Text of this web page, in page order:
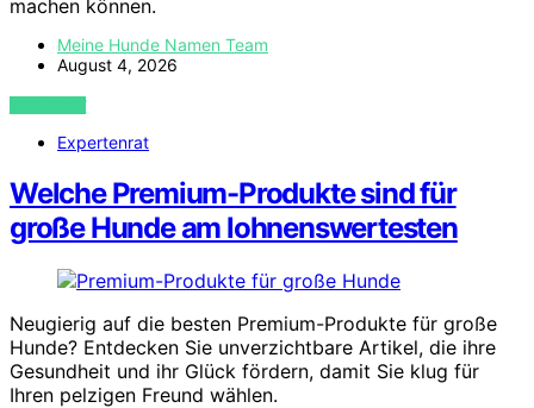
machen können.
Meine Hunde Namen Team
August 4, 2026
VIEW POST
Expertenrat
Welche Premium-Produkte sind für
große Hunde am lohnenswertesten
Neugierig auf die besten Premium-Produkte für große
Hunde? Entdecken Sie unverzichtbare Artikel, die ihre
Gesundheit und ihr Glück fördern, damit Sie klug für
Ihren pelzigen Freund wählen.